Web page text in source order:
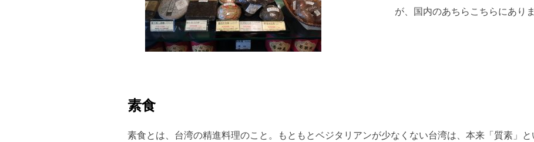
が、国内のあちらこちらにありま
素食
素食とは、台湾の精進料理のこと。もともとベジタリアンが少なくない台湾は、本来「質素」